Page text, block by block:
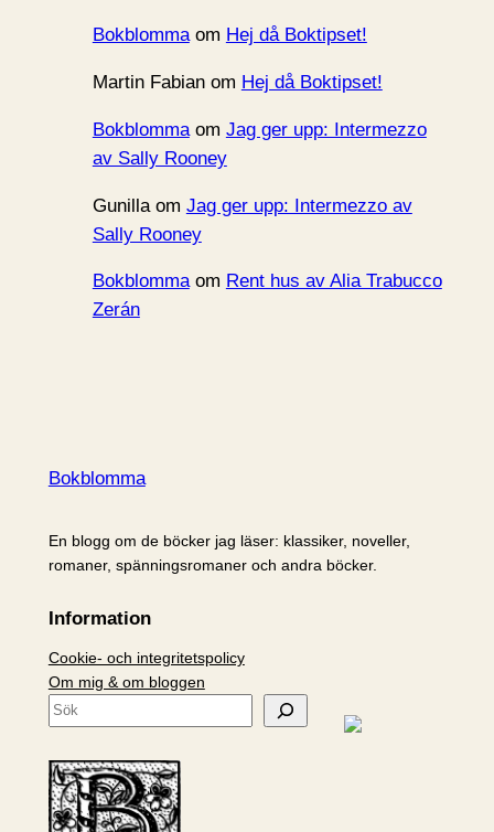
Bokblommaom Hej då Boktipset!
Martin Fabianom Hej då Boktipset!
Bokblommaom Jag ger upp: Intermezzo
av Sally Rooney
Gunillaom Jag ger upp: Intermezzo av
Sally Rooney
Bokblommaom Rent hus av Alia Trabucco
Zerán
Bokblomma
En blogg om de böcker jag läser: klassiker, noveller,
romaner, spänningsromaner och andra böcker.
Information
Cookie- och integritetspolicy
Om mig & om bloggen
S
k